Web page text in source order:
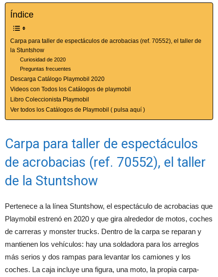
Índice
Carpa para taller de espectáculos de acrobacias (ref. 70552), el taller de
la Stuntshow
Curiosidad de 2020
Preguntas frecuentes
Descarga Catálogo Playmobil 2020
Videos con Todos los Catálogos de playmobil
Libro Coleccionista Playmobil
Ver todos los Catálogos de Playmobil ( pulsa aquí )
Carpa para taller de espectáculos
de acrobacias (ref. 70552), el taller
de la Stuntshow
Pertenece a la línea Stuntshow, el espectáculo de acrobacias que
Playmobil estrenó en 2020 y que gira alrededor de motos, coches
de carreras y monster trucks. Dentro de la carpa se reparan y
mantienen los vehículos: hay una soldadora para los arreglos
más serios y dos rampas para levantar los camiones y los
coches. La caja incluye una figura, una moto, la propia carpa-